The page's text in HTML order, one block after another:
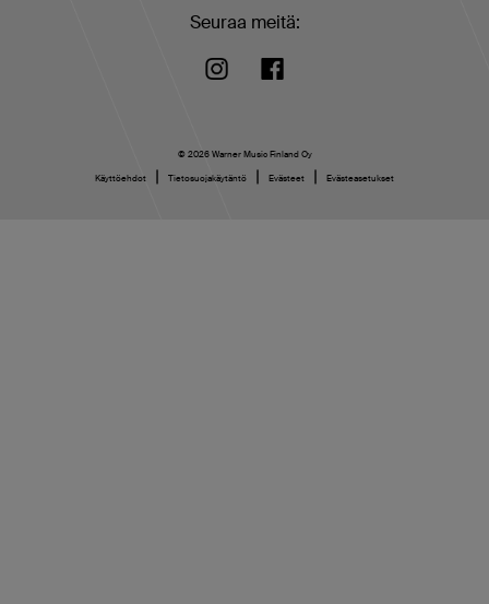
Seuraa meitä:
© 2026 Warner Music Finland Oy
Käyttöehdot | Tietosuojakäytäntö | Evästeet | Evästeasetukset